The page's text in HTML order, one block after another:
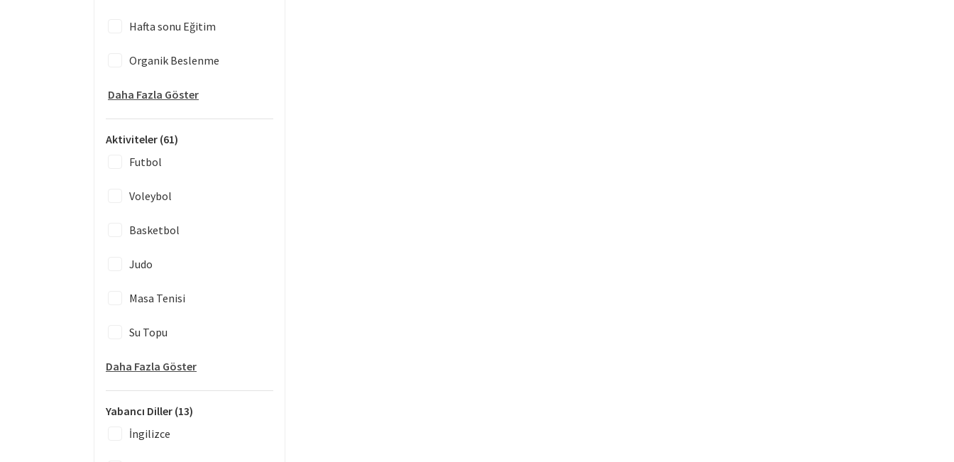
Hafta sonu Eğitim
Organik Beslenme
Daha Fazla Göster
Aktiviteler (61)
Futbol
Voleybol
Basketbol
Judo
Masa Tenisi
Su Topu
Daha Fazla Göster
Yabancı Diller (13)
İngilizce